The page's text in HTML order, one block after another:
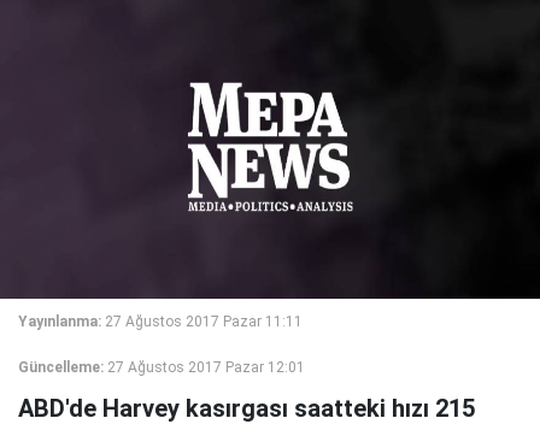
Yayınlanma: 27 Ağustos 2017 Pazar 11:11
Güncelleme: 27 Ağustos 2017 Pazar 12:01
ABD'de Harvey kasırgası saatteki hızı 215